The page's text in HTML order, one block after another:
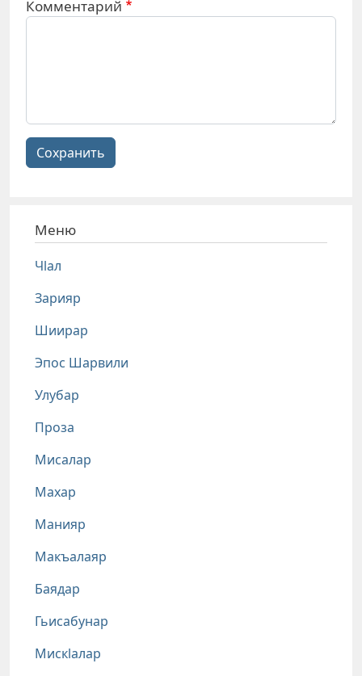
Комментарий
Сохранить
Меню
Чlал
Зарияр
Шиирар
Эпос Шарвили
Улубар
Проза
Мисалар
Махар
Манияр
Макъалаяр
Баядар
Гьисабунар
Мискlалар